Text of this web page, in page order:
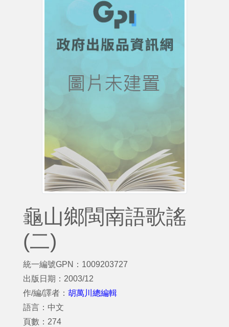
龜山鄉閩南語歌謠
(二)
統一編號GPN：1009203727
出版日期：2003/12
作/編/譯者： 胡萬川總編輯
語言：中文
頁數：274